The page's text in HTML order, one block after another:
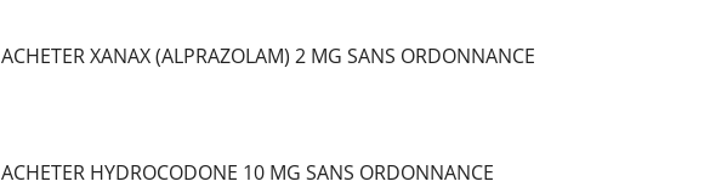
ACHETER XANAX (ALPRAZOLAM) 2 MG SANS ORDONNANCE
ACHETER HYDROCODONE 10 MG SANS ORDONNANCE